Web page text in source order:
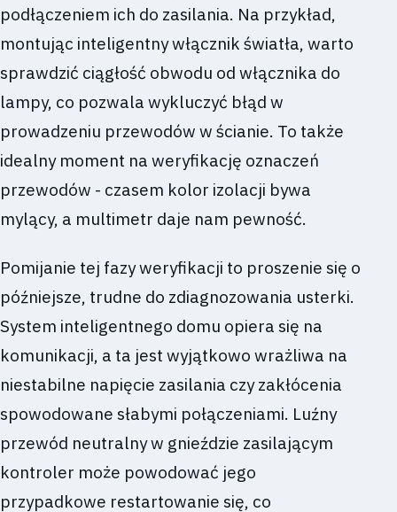
podłączeniem ich do zasilania. Na przykład,
montując inteligentny włącznik światła, warto
sprawdzić ciągłość obwodu od włącznika do
lampy, co pozwala wykluczyć błąd w
prowadzeniu przewodów w ścianie. To także
idealny moment na weryfikację oznaczeń
przewodów - czasem kolor izolacji bywa
mylący, a multimetr daje nam pewność.
Pomijanie tej fazy weryfikacji to proszenie się o
późniejsze, trudne do zdiagnozowania usterki.
System inteligentnego domu opiera się na
komunikacji, a ta jest wyjątkowo wrażliwa na
niestabilne napięcie zasilania czy zakłócenia
spowodowane słabymi połączeniami. Luźny
przewód neutralny w gnieździe zasilającym
kontroler może powodować jego
przypadkowe restartowanie się, co